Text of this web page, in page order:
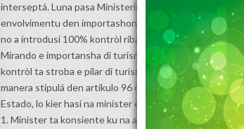
interseptá. Luna pasa Ministerio Públiko na Hulanda a
envolvimentu den importashon di 117 kilo di kokaina for
no a introdusí 100% kontròl riba e paisnan aki.
Mirando e importansha di turismo for di Hulanda pa
kontròl ta stroba e pilar di turismo aki, suskrito
manera stipulá den artíkulo 96 di Reglamento di Orden
Estado, lo kier hasi na minister e siguiente
1. Minister ta konsiente ku na aña 2015 Arkefly mester